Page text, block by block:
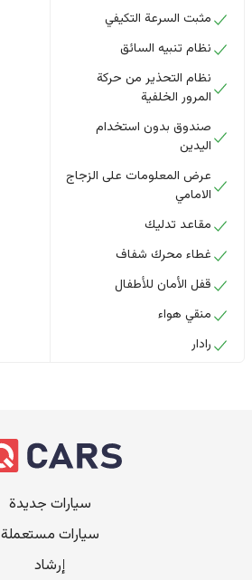
مثبت السرعة التكيفي
نظام تنبيه السائق
نظام التحذير من حركة
المرور الخلفية
صندوق بدون استخدام
اليدين
عرض المعلومات على الزجاج
الامامي
مقاعد تدليك
غطاء محرك شفاف
قفل الأمان للأطفال
منقي هواء
رادار
سيارات جديدة
سيارات مستعملة
إرشاد